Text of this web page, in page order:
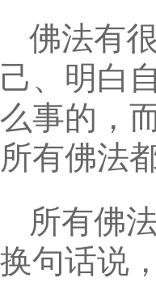
佛法有
己、明白
么事的，
所有佛法
所有佛
换句话说